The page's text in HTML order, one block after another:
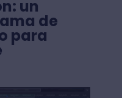
un
de
para